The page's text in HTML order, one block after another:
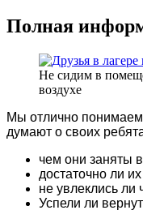
Полная
Не сидим в
воздухе
Мы отлично
думают о своих
чем они заняты
достаточно ли
не увлеклись ли
Успели ли